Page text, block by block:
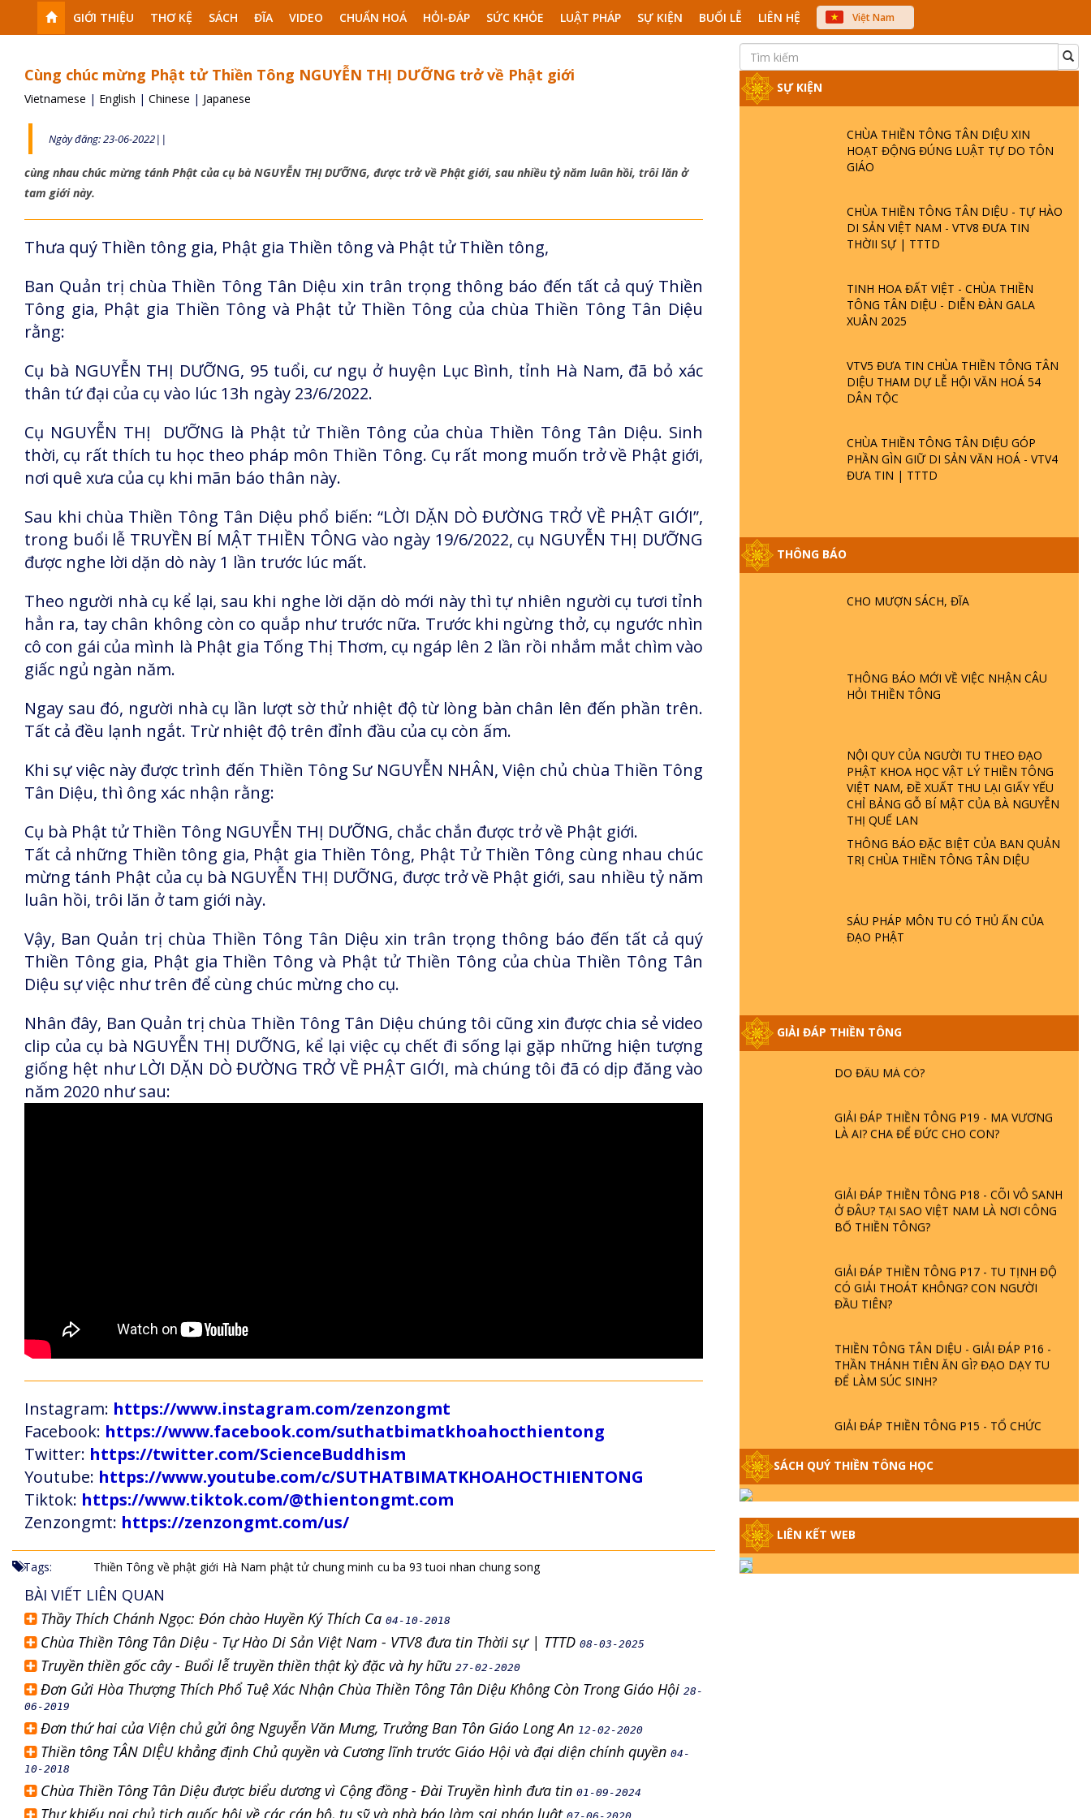
GIỚI THIỆU THƠ KỆ SÁCH ĐĨA VIDEO CHUẨN HOÁ HỎI-ĐÁP SỨC KHỎE LUẬT PHÁP SỰ KIỆN BUỔI LỄ LIÊN HỆ
Việt Nam
中文
Cùng chúc mừng Phật tử Thiền Tông NGUYỄN THỊ DƯỠNG trở về Phật giới
Vietnamese | English | Chinese | Japanese
Ngày đăng: 23-06-2022||
cùng nhau chúc mừng tánh Phật của cụ bà NGUYỄN THỊ DƯỠNG, được trở về Phật giới, sau nhiều tỷ năm luân hồi, trôi lăn ở
tam giới này.
Thưa quý Thiền tông gia, Phật gia Thiền tông và Phật tử Thiền tông,
Ban Quản trị chùa Thiền Tông Tân Diệu xin trân trọng thông báo đến tất cả quý Thiền
Tông gia, Phật gia Thiền Tông và Phật tử Thiền Tông của chùa Thiền Tông Tân Diệu
rằng:
Cụ bà NGUYỄN THỊ DƯỠNG, 95 tuổi, cư ngụ ở huyện Lục Bình, tỉnh Hà Nam, đã bỏ xác
thân tứ đại của cụ vào lúc 13h ngày 23/6/2022.
Cụ NGUYỄN THỊ DƯỠNG là Phật tử Thiền Tông của chùa Thiền Tông Tân Diệu. Sinh
thời, cụ rất thích tu học theo pháp môn Thiền Tông. Cụ rất mong muốn trở về Phật giới,
nơi quê xưa của cụ khi mãn báo thân này.
Sau khi chùa Thiền Tông Tân Diệu phổ biến: “LỜI DẶN DÒ ĐƯỜNG TRỞ VỀ PHẬT GIỚI”,
trong buổi lễ TRUYỀN BÍ MẬT THIỀN TÔNG vào ngày 19/6/2022, cụ NGUYỄN THỊ DƯỠNG
được nghe lời dặn dò này 1 lần trước lúc mất.
Theo người nhà cụ kể lại, sau khi nghe lời dặn dò mới này thì tự nhiên người cụ tươi tỉnh
hẳn ra, tay chân không còn co quắp như trước nữa. Trước khi ngừng thở, cụ ngước nhìn
cô con gái của mình là Phật gia Tống Thị Thơm, cụ ngáp lên 2 lần rồi nhắm mắt chìm vào
giấc ngủ ngàn năm.
Ngay sau đó, người nhà cụ lần lượt sờ thử nhiệt độ từ lòng bàn chân lên đến phần trên.
Tất cả đều lạnh ngắt. Trừ nhiệt độ trên đỉnh đầu của cụ còn ấm.
Khi sự việc này được trình đến Thiền Tông Sư NGUYỄN NHÂN, Viện chủ chùa Thiền Tông
Tân Diệu, thì ông xác nhận rằng:
Cụ bà Phật tử Thiền Tông NGUYỄN THỊ DƯỠNG, chắc chắn được trở về Phật giới.
Tất cả những Thiền tông gia, Phật gia Thiền Tông, Phật Tử Thiền Tông cùng nhau chúc
mừng tánh Phật của cụ bà NGUYỄN THỊ DƯỠNG, được trở về Phật giới, sau nhiều tỷ năm
luân hồi, trôi lăn ở tam giới này.
Vậy, Ban Quản trị chùa Thiền Tông Tân Diệu xin trân trọng thông báo đến tất cả quý
Thiền Tông gia, Phật gia Thiền Tông và Phật tử Thiền Tông của chùa Thiền Tông Tân
Diệu sự việc như trên để cùng chúc mừng cho cụ.
Nhân đây, Ban Quản trị chùa Thiền Tông Tân Diệu chúng tôi cũng xin được chia sẻ video
clip của cụ bà NGUYỄN THỊ DƯỠNG, kể lại việc cụ chết đi sống lại gặp những hiện tượng
giống hệt như LỜI DẶN DÒ ĐƯỜNG TRỞ VỀ PHẬT GIỚI, mà chúng tôi đã có dịp đăng vào
năm 2020 như sau:
Instagram: https://www.instagram.com/zenzongmt
Facebook: https://www.facebook.com/suthatbimatkhoahocthientong
Twitter: https://twitter.com/ScienceBuddhism
Youtube: https://www.youtube.com/c/SUTHATBIMATKHOAHOCTHIENTONG
Tiktok: https://www.tiktok.com/@thientongmt.com
Zenzongmt: https://zenzongmt.com/us/
Tags: Thiền Tông về phật giới Hà Nam phật tử chung minh cu ba 93 tuoi nhan chung song
BÀI VIẾT LIÊN QUAN
Thầy Thích Chánh Ngọc: Đón chào Huyền Ký Thích Ca 04-10-2018
Chùa Thiền Tông Tân Diệu - Tự Hào Di Sản Việt Nam - VTV8 đưa tin Thờii sự | TTTD 08-03-2025
Truyền thiền gốc cây - Buổi lễ truyền thiền thật kỳ đặc và hy hữu 27-02-2020
Đơn Gửi Hòa Thượng Thích Phổ Tuệ Xác Nhận Chùa Thiền Tông Tân Diệu Không Còn Trong Giáo Hội 28-
06-2019
Đơn thứ hai của Viện chủ gửi ông Nguyễn Văn Mưng, Trưởng Ban Tôn Giáo Long An 12-02-2020
Thiền tông TÂN DIỆU khẳng định Chủ quyền và Cương lĩnh trước Giáo Hội và đại diện chính quyền 04-
10-2018
Chùa Thiền Tông Tân Diệu được biểu dương vì Cộng đồng - Đài Truyền hình đưa tin 01-09-2024
Thư khiếu nại chủ tịch quốc hội về các cán bộ, tu sỹ và nhà báo làm sai pháp luật
SỰ KIỆN
CHÙA THIỀN TÔNG TÂN DIỆU XIN
HOẠT ĐỘNG ĐÚNG LUẬT TỰ DO TÔN
GIÁO
CHÙA THIỀN TÔNG TÂN DIỆU - TỰ HÀO
DI SẢN VIỆT NAM - VTV8 ĐƯA TIN
THỜII SỰ | TTTD
TINH HOA ĐẤT VIỆT - CHÙA THIỀN
TÔNG TÂN DIỆU - DIỄN ĐÀN GALA
XUÂN 2025
VTV5 ĐƯA TIN CHÙA THIỀN TÔNG TÂN
DIỆU THAM DỰ LỄ HỘI VĂN HOÁ 54
DÂN TỘC
CHÙA THIỀN TÔNG TÂN DIỆU GÓP
PHẦN GÌN GIỮ DI SẢN VĂN HOÁ - VTV4
ĐƯA TIN | TTTD
THÔNG BÁO
CHO MƯỢN SÁCH, ĐĨA
THÔNG BÁO MỚI VỀ VIỆC NHẬN CÂU
HỎI THIỀN TÔNG
NỘI QUY CỦA NGƯỜI TU THEO ĐẠO
PHẬT KHOA HỌC VẬT LÝ THIỀN TÔNG
VIỆT NAM, ĐỀ XUẤT THU LẠI GIẤY YẾU
CHỈ BẢNG GỖ BÍ MẬT CỦA BÀ NGUYỄN
THỊ QUẾ LAN
THÔNG BÁO ĐẶC BIỆT CỦA BAN QUẢN
TRỊ CHÙA THIỀN TÔNG TÂN DIỆU
SÁU PHÁP MÔN TU CÓ THỦ ẤN CỦA
ĐẠO PHẬT
GIẢI ĐÁP THIỀN TÔNG
HỘI GÌ? TỬ VÌ ĐẠO
PHẬT GIỚI CÓ THỜI GIAN KHÔNG? |
TTTD
LÀ AI? QUỶ SA TĂNG? | TTTD
GIẢI ĐÁP THIỀN TÔNG ĐẶC BIỆT P22 - TẠI
SAO TRÁI ĐẤT NHIỀU THIÊN TAI - LŨ LỤT
- HỎA HOẠN | TTTD
GIẢI ĐÁP THIỀN TÔNG ĐẶC BIỆT PHẦN 20
LÀ AI? CHA ĐỂ ĐỨC CHO CON?
Ở ĐÂU? TẠI SAO VIỆT NAM LÀ NƠI CÔNG
BỐ THIỀN TÔNG?
CÓ GIẢI THOÁT KHÔNG? CON NGƯỜI
ĐẦU TIÊN?
THẦN THÁNH TIÊN ĂN GÌ? ĐẠO DẠY TU
ĐỂ LÀM SÚC SINH?
GIẢI ĐÁP THIỀN TÔNG P15 - TỔ CHỨC
LOÀI CÔ HỒN - GIÁO LÝ ĐẠO PHẬT KHI
NÀO XUẤT BẢN
SÁCH QUÝ THIỀN TÔNG HỌC
LIÊN KẾT WEB